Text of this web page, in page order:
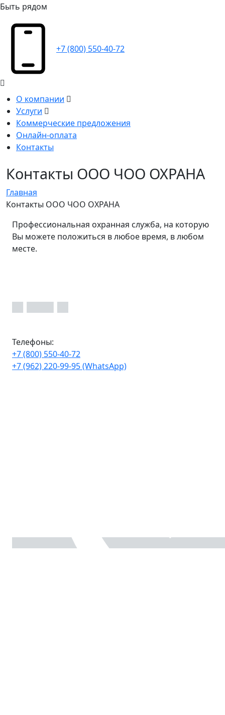
Быть рядом
+7 (800) 550-40-72
О компании
Услуги
Коммерческие предложения
Онлайн-оплата
Контакты
Контакты ООО ЧОО ОХРАНА
Главная
Контакты ООО ЧОО ОХРАНА
Профессиональная охранная служба, на которую
Вы можете положиться в любое время, в любом
месте.
Телефоны:
+7 (800) 550-40-72
+7 (962) 220-99-95 (WhatsApp)